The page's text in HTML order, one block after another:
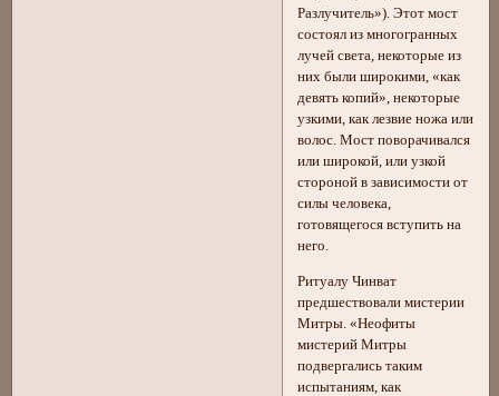
Разлучитель»). Этот мост
состоял из многогранных
лучей света, некоторые из
них были широкими, «как
девять копий», некоторые
узкими, как лезвие ножа или
волос. Мост поворачивался
или широкой, или узкой
стороной в зависимости от
силы человека,
готовящегося вступить на
него.
Ритуалу Чинват
предшествовали мистерии
Митры. «Неофиты
мистерий Митры
подвергались таким
испытаниям, как